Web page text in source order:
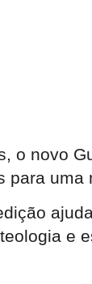
o novo
e